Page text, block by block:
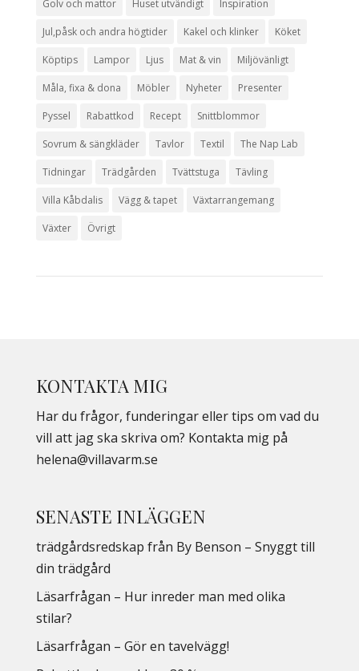
Golv och mattor Huset utvändigt Inspiration
Jul,påsk och andra högtider Kakel och klinker Köket
Köptips Lampor Ljus Mat & vin Miljövänligt
Måla, fixa & dona Möbler Nyheter Presenter
Pyssel Rabattkod Recept Snittblommor
Sovrum & sängkläder Tavlor Textil The Nap Lab
Tidningar Trädgården Tvättstuga Tävling
Villa Kåbdalis Vägg & tapet Växtarrangemang
Växter Övrigt
KONTAKTA MIG
Har du frågor, funderingar eller tips om vad du
vill att jag ska skriva om? Kontakta mig på
helena@villavarm.se
SENASTE INLÄGGEN
trädgårdsredskap från By Benson – Snyggt till
din trädgård
Läsarfrågan – Hur inreder man med olika
stilar?
Läsarfrågan – Gör en tavelvägg!